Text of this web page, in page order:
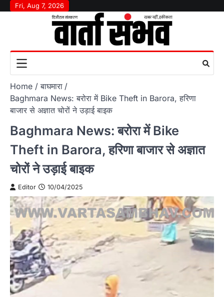
SkipFri, Aug 7, 2026
Home
बाघमारा
Baghmara News: बरोरा में Bike Theft in Barora, हरिणा
बाजार से अज्ञात चोरों ने उड़ाई बाइक
Baghmara News: बरोरा में Bike
Theft in Barora, हरिणा बाजार से अज्ञात
चोरों ने उड़ाई बाइक
Editor 10/04/2025